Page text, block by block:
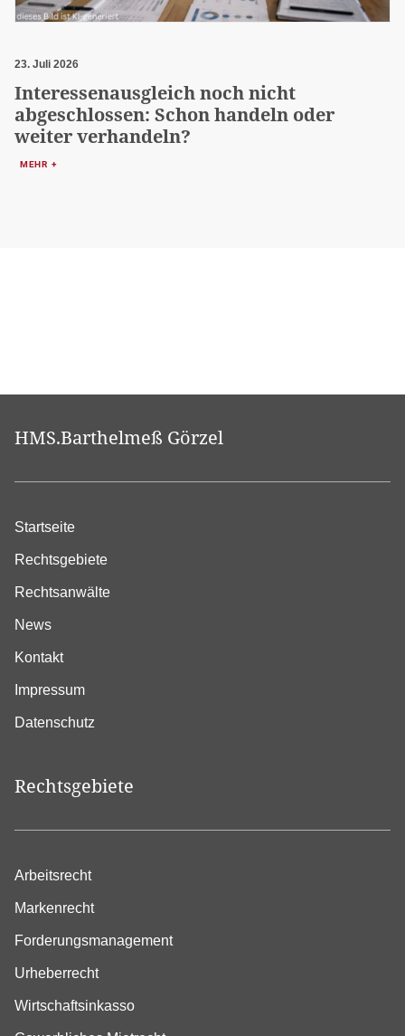
23. Juli 2026
Interessenausgleich noch nicht
abgeschlossen: Schon handeln oder
weiter verhandeln?
MEHR +
HMS.Barthelmeß Görzel
Startseite
Rechtsgebiete
Rechtsanwälte
News
Kontakt
Impressum
Datenschutz
Rechtsgebiete
Arbeitsrecht
Markenrecht
Forderungsmanagement
Urheberrecht
Wirtschaftsinkasso